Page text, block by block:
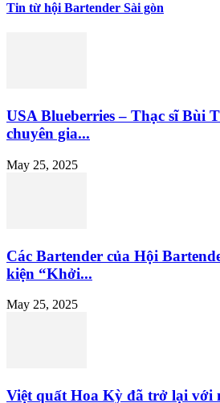
Tin từ hội Bartender Sài gòn
USA Blueberries – Thạc sĩ Bùi
chuyên gia...
May 25, 2025
Các Bartender của Hội
kiện “Khởi...
May 25, 2025
Việt quất Hoa Kỳ đã trở lại với